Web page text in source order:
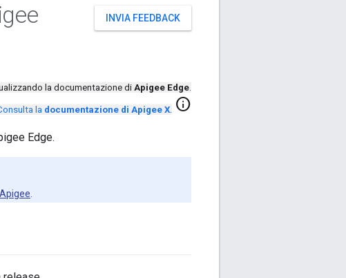
INVIA FEEDBACK
la documentazione di Apigee Edge.
la documentazione di Apigee X. info
Edge.